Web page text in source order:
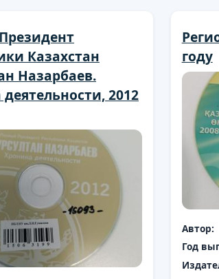
Казахстан
Назарбаев.
2012
году
Автор:
Год